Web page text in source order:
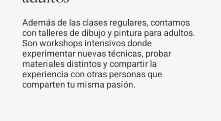
Además de las clases regulares, contamos
con talleres de dibujo y pintura para adultos.
Son workshops intensivos donde
experimentar nuevas técnicas, probar
materiales distintos y compartir la
experiencia con otras personas que
comparten tu misma pasión.